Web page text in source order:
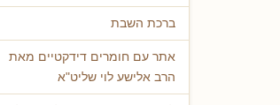
ברכת השבת
אתר עם חומרים דידקטיים מאת
הרב אלישע לוי שליט"א